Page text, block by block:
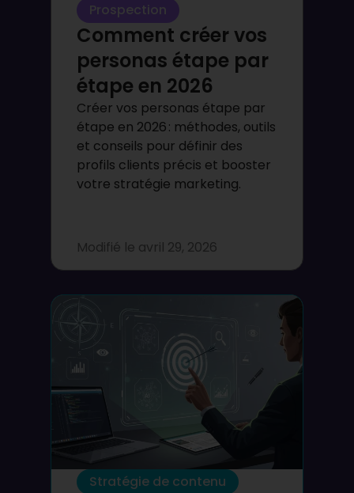
Prospection
Comment créer vos
personas étape par
étape en 2026
Créer vos personas étape par
étape en 2026 : méthodes, outils
et conseils pour définir des
profils clients précis et booster
votre stratégie marketing.
Modifié le avril 29, 2026
Stratégie de contenu